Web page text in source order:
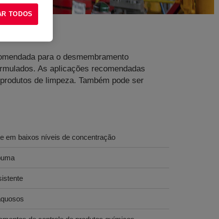
para o desmembramento
As aplicações recomendadas
de limpeza. Também pode ser
em baixos níveis de concentração
TODOS